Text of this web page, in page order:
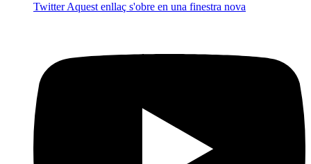
TwitterAquest enllaç s'obre en una finestra nova